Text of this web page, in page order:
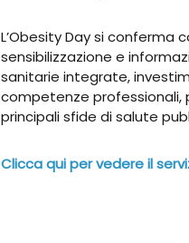
L’Obesity Day si conferma
sensibilizzazione e
sanitarie integrate,
competenze professionali,
principali sfide di salute
Clicca qui per vedere il